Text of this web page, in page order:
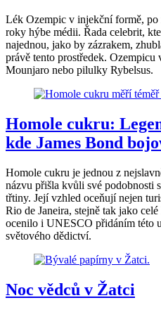
Lék Ozempic v injekční formě, po
roky hýbe médii. Řada celebrit,
najednou, jako by zázrakem,
právě tento prostředek.
Mounjaro nebo pilulky Rybelsus.
Homole cukru:
kde James Bond
Homole cukru je jednou z
názvu přišla kvůli své podobnosti
třtiny. Její vzhled oceňují nejen
Rio de Janeira, stejně tak jako
ocenilo i UNESCO přidáním této
světového dědictví.
Noc vědců v Žatci